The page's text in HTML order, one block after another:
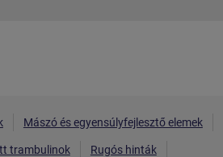
Mászó és egyensúlyfejlesztő elemek
trambulinok Rugós hinták